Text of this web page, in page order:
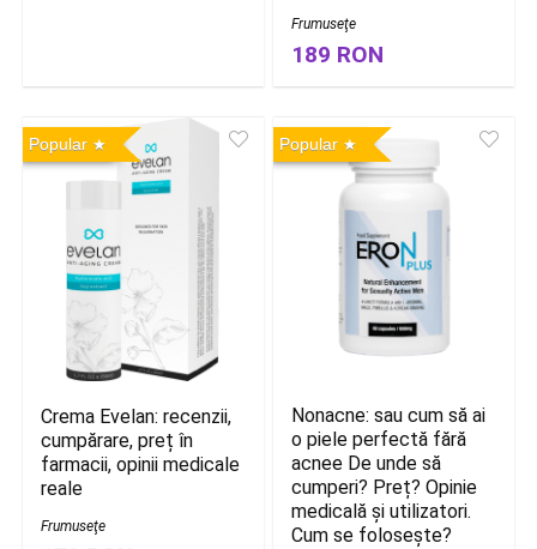
Frumuseţe
189 RON
Popular
Crema Evelan: recenzii,
cumpărare, preț în
farmacii, opinii medicale
reale
Frumuseţe
Popular
Nonacne: sau cum să ai
o piele perfectă fără
acnee De unde să
cumperi? Preț? Opinie
medicală și utilizatori.
Cum se folosește?